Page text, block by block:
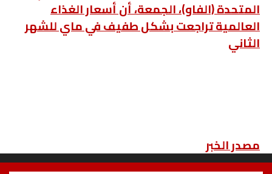
المتحدة (الفاو)، الجمعة، أن أسعار الغذاء
العالمية تراجعت بشكل طفيف في ماي للشهر
الثاني
مصدر الخبر